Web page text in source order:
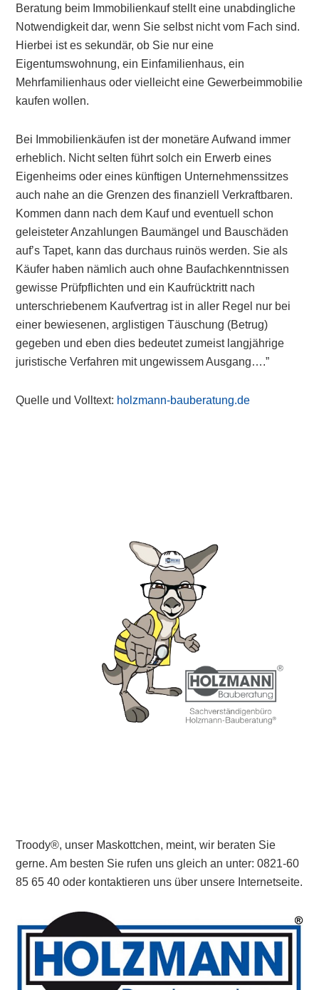
Beratung beim Immobilienkauf stellt eine unabdingliche
Notwendigkeit dar, wenn Sie selbst nicht vom Fach sind.
Hierbei ist es sekundär, ob Sie nur eine
Eigentumswohnung, ein Einfamilienhaus, ein
Mehrfamilienhaus oder vielleicht eine Gewerbeimmobilie
kaufen wollen.
Bei Immobilienkäufen ist der monetäre Aufwand immer
erheblich. Nicht selten führt solch ein Erwerb eines
Eigenheims oder eines künftigen Unternehmenssitzes
auch nahe an die Grenzen des finanziell Verkraftbaren.
Kommen dann nach dem Kauf und eventuell schon
geleisteter Anzahlungen Baumängel und Bauschäden
auf’s Tapet, kann das durchaus ruinös werden. Sie als
Käufer haben nämlich auch ohne Baufachkenntnissen
gewisse Prüfpflichten und ein Kaufrücktritt nach
unterschriebenem Kaufvertrag ist in aller Regel nur bei
einer bewiesenen, arglistigen Täuschung (Betrug)
gegeben und eben dies bedeutet zumeist langjährige
juristische Verfahren mit ungewissem Ausgang….”
Quelle und Volltext: holzmann-bauberatung.de
Troody®, unser Maskottchen, meint, wir beraten Sie
gerne. Am besten Sie rufen uns gleich an unter: 0821-60
85 65 40 oder kontaktieren uns über unsere Internetseite.
Primary
Sidebar